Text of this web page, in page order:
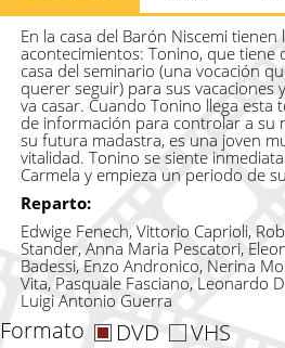
En la casa del Barón Niscemi tienen
acontecimientos: Tonino, que tiene
casa del seminario (una vocación
querer seguir) para sus vacaciones
va casar. Cuando Tonino llega esta
de información para controlar a su
su futura madastra, es una joven
vitalidad. Tonino se siente
Carmela y empieza un periodo de
Reparto:
Edwige Fenech, Vittorio Caprioli,
Stander, Anna Maria Pescatori,
Badessi, Enzo Andronico, Nerina
Vita, Pasquale Fasciano, Leonardo
Luigi Antonio Guerra
Formato DVD VHS